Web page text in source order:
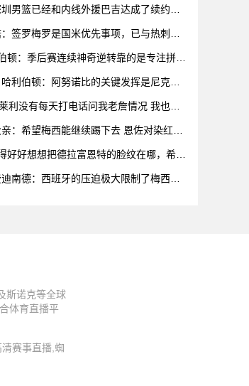
圳男篮已经和内线外援巴吉达成了续约一
：签罗梅罗是国米优先事项，已与热刺以
顿：季后赛连续神奇逆转靠的是专注拼下
哈利伯顿：阿努诺比的关键发挥是尼克斯
利没有每天打电话问我老詹情况 我也告
亲：希望梅西能继续踢下去 恩佐对染红离
好好想想把德拉富恩特的脸纹在哪，希望
迪南德：西班牙的压迫极大限制了梅西触
斯诺克等全球
体育直播平
赛事直播,蜘